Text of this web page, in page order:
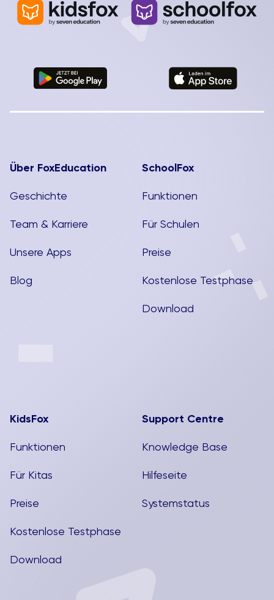
Über FoxEducation
Geschichte
Team & Karriere
Unsere Apps
Blog
SchoolFox
Funktionen
Für Schulen
Preise
Kostenlose Testphase
Download
KidsFox
Funktionen
Für Kitas
Preise
Kostenlose Testphase
Download
Support Centre
Knowledge Base
Hilfeseite
Systemstatus